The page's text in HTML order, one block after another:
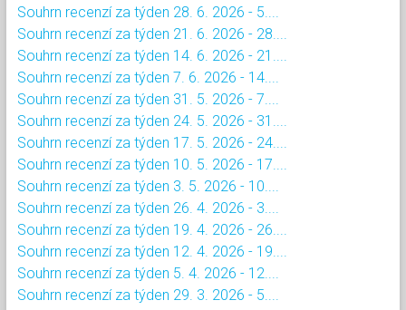
Souhrn recenzí za týden 28. 6. 2026 - 5....
Souhrn recenzí za týden 21. 6. 2026 - 28....
Souhrn recenzí za týden 14. 6. 2026 - 21....
Souhrn recenzí za týden 7. 6. 2026 - 14....
Souhrn recenzí za týden 31. 5. 2026 - 7....
Souhrn recenzí za týden 24. 5. 2026 - 31....
Souhrn recenzí za týden 17. 5. 2026 - 24....
Souhrn recenzí za týden 10. 5. 2026 - 17....
Souhrn recenzí za týden 3. 5. 2026 - 10....
Souhrn recenzí za týden 26. 4. 2026 - 3....
Souhrn recenzí za týden 19. 4. 2026 - 26....
Souhrn recenzí za týden 12. 4. 2026 - 19....
Souhrn recenzí za týden 5. 4. 2026 - 12....
Souhrn recenzí za týden 29. 3. 2026 - 5....